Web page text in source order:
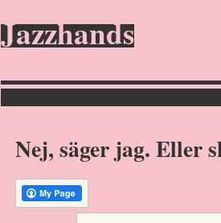
Jazzhands
Nej, säger jag. Eller